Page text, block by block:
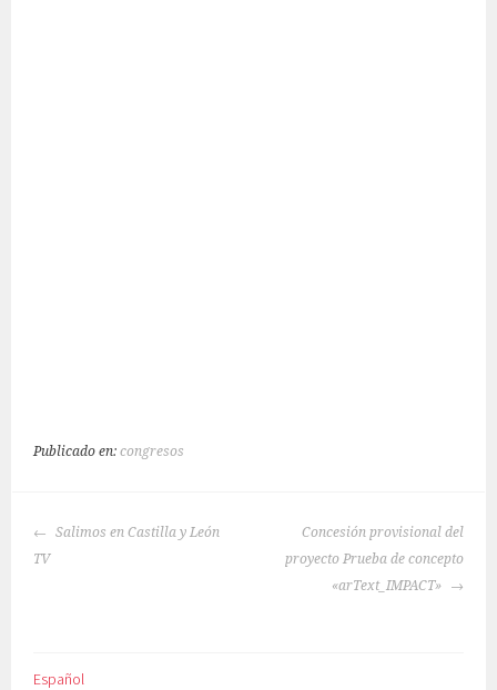
Publicado en:congresos
NAVEGACIÓN
DE
Salimos en Castilla y León
TV
Concesión provisional del
proyecto Prueba de concepto
«arText_IMPACT»
Español